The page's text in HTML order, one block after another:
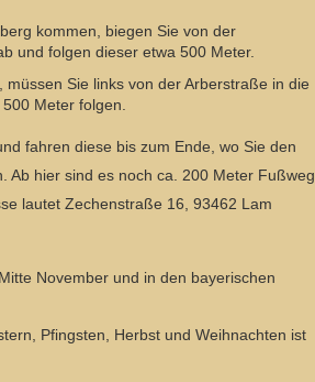
kommen, biegen Sie von der
und folgen dieser etwa 500 Meter.
Sie links von der Arberstraße in die
Meter folgen.
fahren diese bis zum Ende, wo Sie den
Ab hier sind es noch ca. 200 Meter Fußweg
lautet Zechenstraße 16, 93462 Lam
November und in den bayerischen
Pfingsten, Herbst und Weihnachten ist